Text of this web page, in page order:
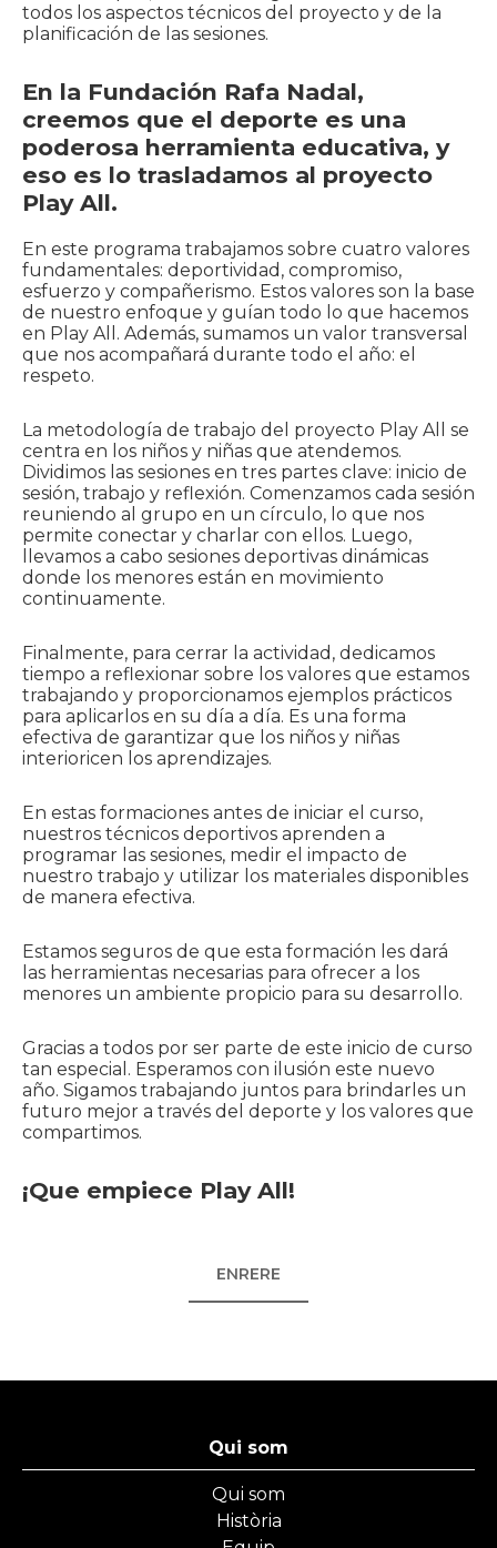
todos los aspectos técnicos del proyecto y de la
planificación de las sesiones.
En la Fundación Rafa Nadal,
creemos que el deporte es una
poderosa herramienta educativa, y
eso es lo trasladamos al proyecto
Play All.
En este programa trabajamos sobre cuatro valores
fundamentales: deportividad, compromiso,
esfuerzo y compañerismo. Estos valores son la base
de nuestro enfoque y guían todo lo que hacemos
en Play All. Además, sumamos un valor transversal
que nos acompañará durante todo el año: el
respeto.
La metodología de trabajo del proyecto Play All se
centra en los niños y niñas que atendemos.
Dividimos las sesiones en tres partes clave: inicio de
sesión, trabajo y reflexión. Comenzamos cada sesión
reuniendo al grupo en un círculo, lo que nos
permite conectar y charlar con ellos. Luego,
llevamos a cabo sesiones deportivas dinámicas
donde los menores están en movimiento
continuamente.
Finalmente, para cerrar la actividad, dedicamos
tiempo a reflexionar sobre los valores que estamos
trabajando y proporcionamos ejemplos prácticos
para aplicarlos en su día a día. Es una forma
efectiva de garantizar que los niños y niñas
interioricen los aprendizajes.
En estas formaciones antes de iniciar el curso,
nuestros técnicos deportivos aprenden a
programar las sesiones, medir el impacto de
nuestro trabajo y utilizar los materiales disponibles
de manera efectiva.
Estamos seguros de que esta formación les dará
las herramientas necesarias para ofrecer a los
menores un ambiente propicio para su desarrollo.
Gracias a todos por ser parte de este inicio de curso
tan especial. Esperamos con ilusión este nuevo
año. Sigamos trabajando juntos para brindarles un
futuro mejor a través del deporte y los valores que
compartimos.
¡Que empiece Play All!
ENRERE
Qui som
Qui som
Història